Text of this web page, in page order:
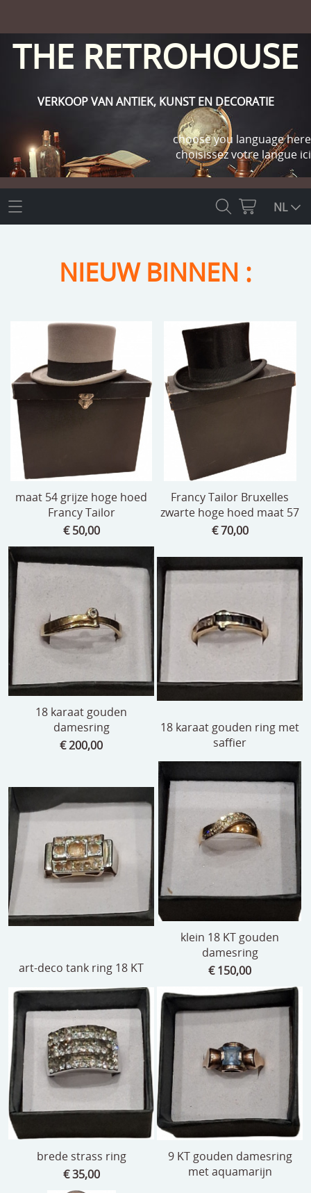
THE RETROHOUSE
VERKOOP VAN ANTIEK, KUNST EN DECORATIE
choose you language here
choisissez votre langue ici
THE RETROHOUSE
beelden
meubels
reclamevoorwerpen/merken
porselein/aardewerk
juwelen/horloges/brillen
medailles/munten/bankbiljetten
ets/tekening/litho/gravure
glaswerk
lamp/luchter
speelgoed
klokken
spiegels
tapijten
geschenkcheques
NL
NIEUW BINNEN :
maat 54 grijze hoge hoed
Francy Tailor
€ 50,00
Francy Tailor Bruxelles
zwarte hoge hoed maat 57
€ 70,00
18 karaat gouden
damesring
€ 200,00
18 karaat gouden ring met
saffier
art-deco tank ring 18 KT
klein 18 KT gouden
damesring
€ 150,00
brede strass ring
€ 35,00
9 KT gouden damesring
met aquamarijn